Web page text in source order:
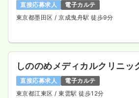
直接応募求人
電子カルテ
東京都墨田区/ 京成曳舟駅 徒歩9分
しののめメディカルクリニッ
直接応募求人
電子カルテ
東京都江東区/ 東雲駅 徒歩12分